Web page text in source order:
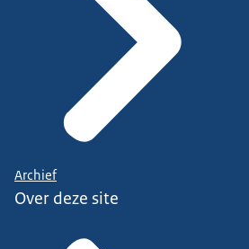
Archief
Over deze site